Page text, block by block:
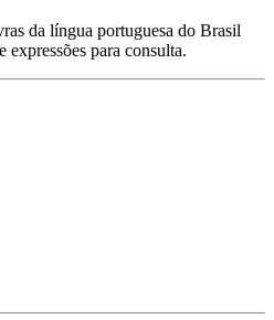
da língua portuguesa do Brasil
expressões para consulta.